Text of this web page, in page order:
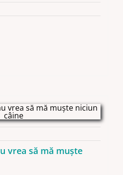
vrea să mă muște